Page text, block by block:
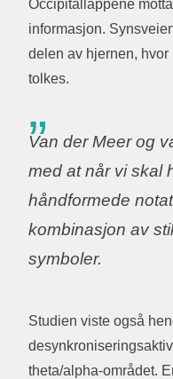
Occipitallappene
informasjon.
delen av hjernen,
tolkes.
Van der Meer og
med at når vi skal
håndformede
kombinasjon av
symboler.
Studien viste også
theta/alpha-området.